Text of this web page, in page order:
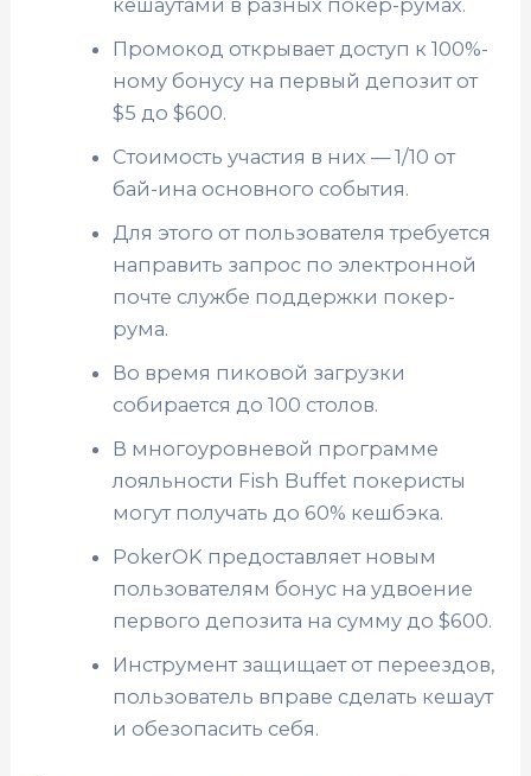
Промокод открывает доступ к 100%-
ному бонусу на первый депозит от
$5 до $600.
Стоимость участия в них — 1/10 от
бай-ина основного события.
Для этого от пользователя требуется
направить запрос по электронной
почте службе поддержки покер-
рума.
Во время пиковой загрузки
собирается до 100 столов.
В многоуровневой программе
лояльности Fish Buffet покеристы
могут получать до 60% кешбэка.
PokerOK предоставляет новым
пользователям бонус на удвоение
первого депозита на сумму до $600.
Инструмент защищает от переездов,
пользователь вправе сделать кешаут
и обезопасить себя.